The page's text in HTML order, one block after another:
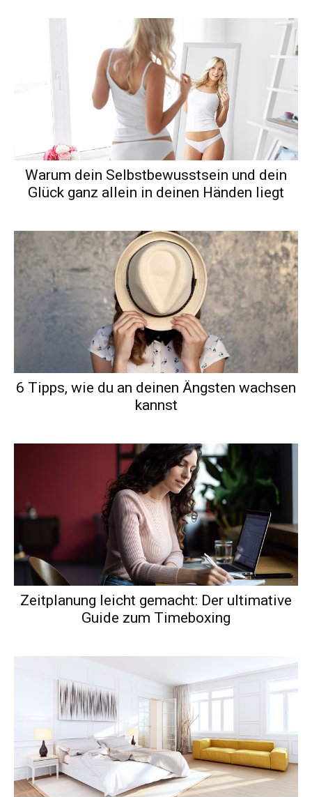
Warum dein Selbstbewusstsein und dein
Glück ganz allein in deinen Händen liegt
6 Tipps, wie du an deinen Ängsten wachsen
kannst
Zeitplanung leicht gemacht: Der ultimative
Guide zum Timeboxing